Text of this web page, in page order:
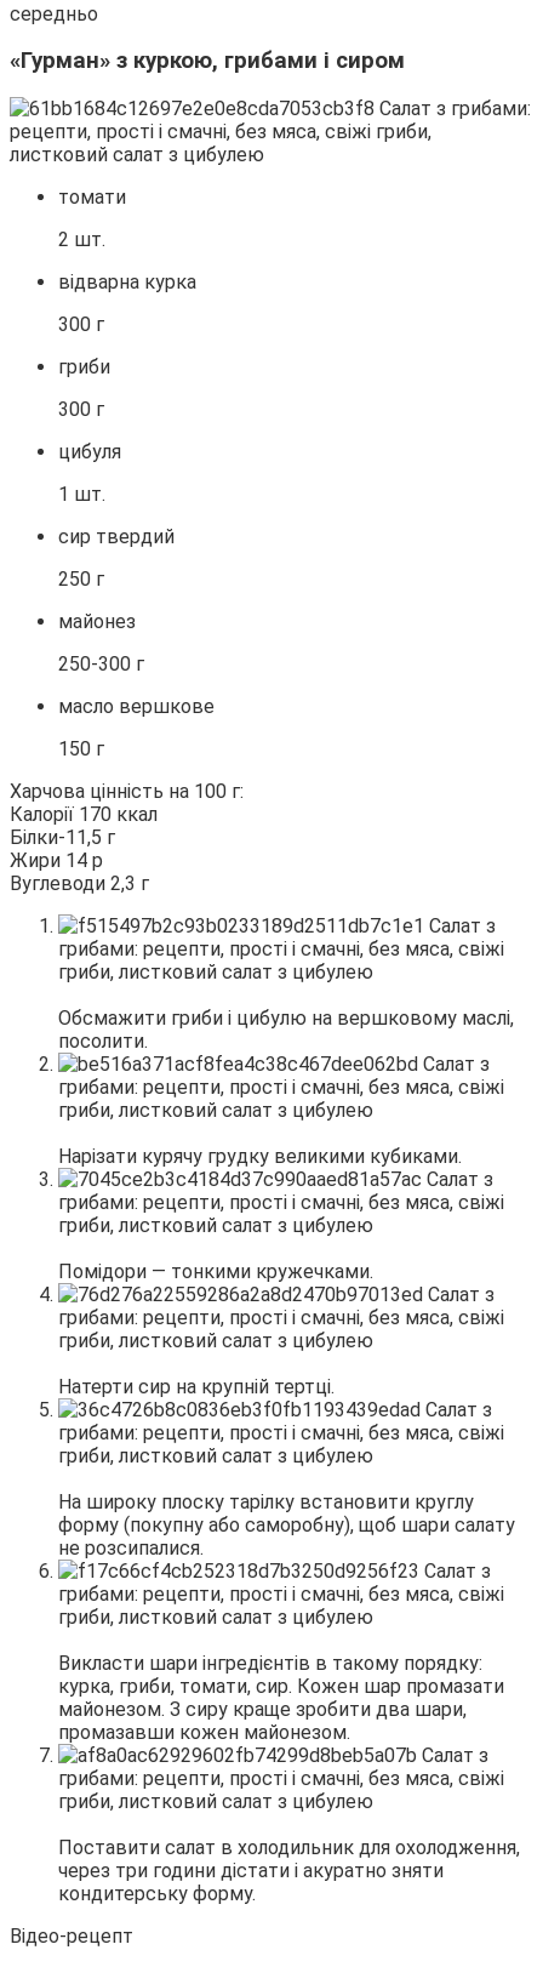
середньо
«Гурман» з куркою, грибами і сиром
томати
2 шт.
відварна курка
300 г
гриби
300 г
цибуля
1 шт.
сир твердий
250 г
майонез
250-300 г
масло вершкове
150 г
Харчова цінність на 100 г:
Калорії 170 ккал
Білки-11,5 г
Жири 14 р
Вуглеводи 2,3 г
Обсмажити гриби і цибулю на вершковому маслі,
посолити.
Нарізати курячу грудку великими кубиками.
Помідори — тонкими кружечками.
Натерти сир на крупній тертці.
На широку плоску тарілку встановити круглу
форму (покупну або саморобну), щоб шари салату
не розсипалися.
Викласти шари інгредієнтів в такому порядку:
курка, гриби, томати, сир. Кожен шар промазати
майонезом. З сиру краще зробити два шари,
промазавши кожен майонезом.
Поставити салат в холодильник для охолодження,
через три години дістати і акуратно зняти
кондитерську форму.
Відео-рецепт